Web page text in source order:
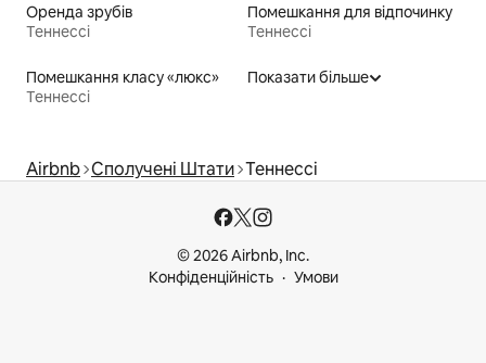
Оренда зрубів
Теннессі
Помешкання для відпочинку
Теннессі
Помешкання класу «люкс»
Теннессі
Показати більше
Airbnb Сполучені Штати Теннессі
© 2026 Airbnb, Inc.
Конфіденційність
Умови